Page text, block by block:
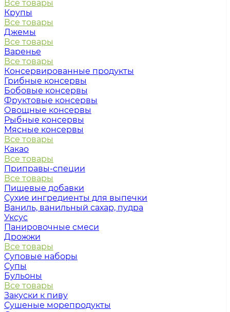
Все товары
Крупы
Все товары
Джемы
Все товары
Варенье
Все товары
Консервированные продукты
Грибные консервы
Бобовые консервы
Фруктовые консервы
Овощные консервы
Рыбные консервы
Мясные консервы
Все товары
Какао
Все товары
Приправы-специи
Все товары
Пищевые добавки
Сухие ингредиенты для выпечки
Ваниль, ванильный сахар, пудра
Уксус
Панировочные смеси
Дрожжи
Все товары
Суповые наборы
Супы
Бульоны
Все товары
Закуски к пиву
Сушеные морепродукты